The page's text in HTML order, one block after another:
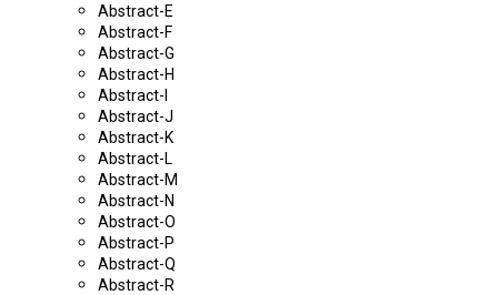
Abstract-E
Abstract-F
Abstract-G
Abstract-H
Abstract-I
Abstract-J
Abstract-K
Abstract-L
Abstract-M
Abstract-N
Abstract-O
Abstract-P
Abstract-Q
Abstract-R